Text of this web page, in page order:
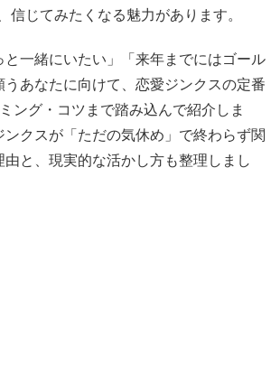
信じてみたくなる魅力があります。
と一緒にいたい」「来年までにはゴール
うあなたに向けて、恋愛ジンクスの定番
ング・コツまで踏み込んで紹介しま
クスが「ただの気休め」で終わらず関
と、現実的な活かし方も整理しまし